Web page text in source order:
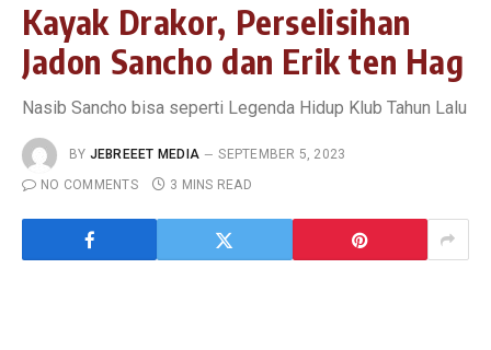
Kayak Drakor, Perselisihan
Jadon Sancho dan Erik ten Hag
Nasib Sancho bisa seperti Legenda Hidup Klub Tahun Lalu
BY JEBREEET MEDIA
SEPTEMBER 5, 2023
NO COMMENTS
3 MINS READ